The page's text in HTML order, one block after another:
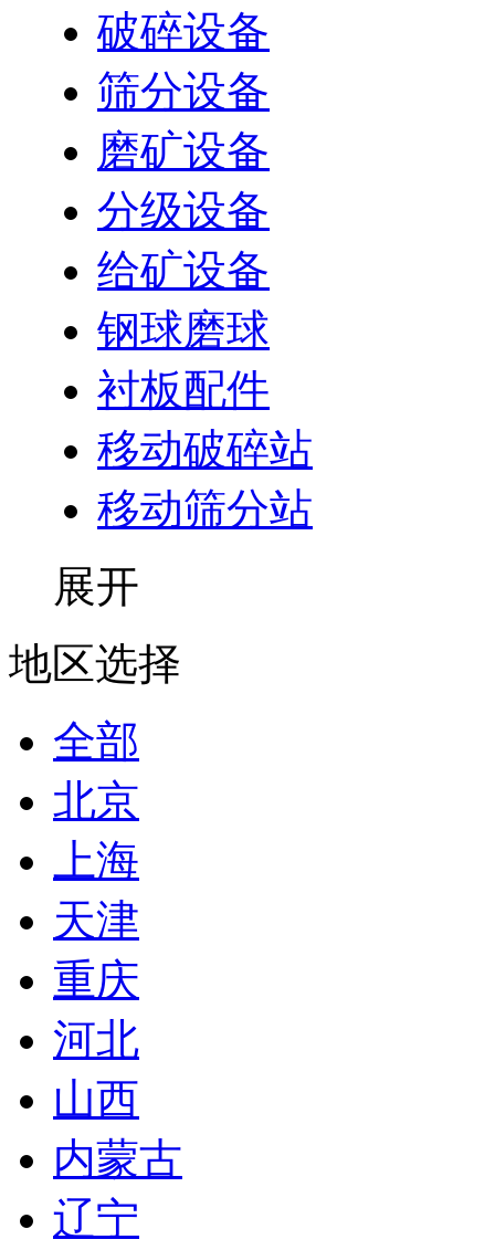
破碎设备
筛分设备
磨矿设备
分级设备
给矿设备
钢球磨球
衬板配件
移动破碎站
移动筛分站
展开
地区选择
全部
北京
上海
天津
重庆
河北
山西
内蒙古
辽宁